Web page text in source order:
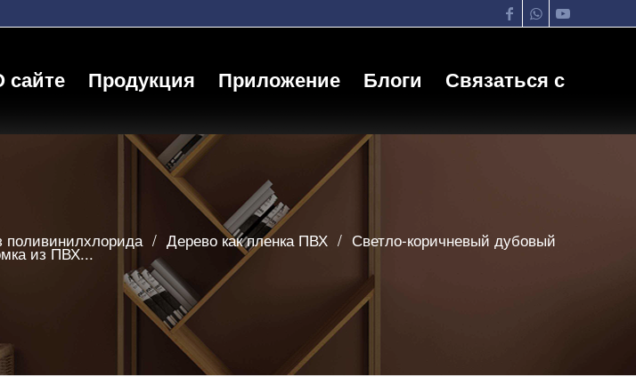
сайте Продукция Приложение Блоги Связаться с
поливинилхлорида / Дерево как пленка ПВХ / Светло-коричневый дубовый
из ПВХ...